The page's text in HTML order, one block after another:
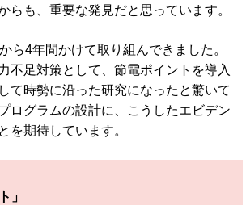
らも、重要な発見だと思っています。
ら4年間かけて取り組んできました。
不足対策として、節電ポイントを導入
て時勢に沿った研究になったと驚いて
ログラムの設計に、こうしたエビデン
を期待しています。
」